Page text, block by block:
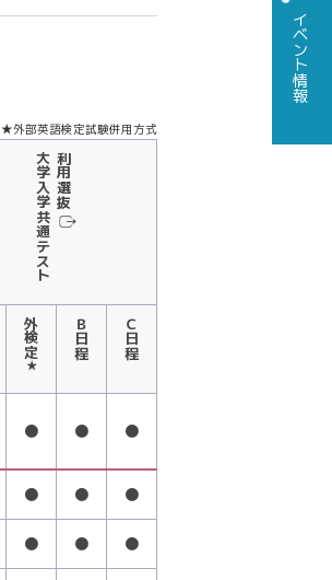
★外部英語検定試験併用方式
利用選抜
大学入学共通テスト
外検定
★
Ｂ日程 Ｃ日程
● ● ●
● ● ●
● ● ●
イベント情報